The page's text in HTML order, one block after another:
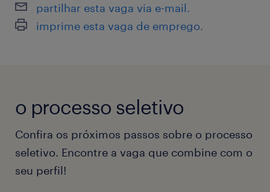
Cuidado: assistência profissional e
confidencial para problemas
Experiência com Ponte Rolante.
6x2 OU 6x1 - Manhã/Tarde/Noite e
Madrugada
partilhar esta vaga via e-mail.
imprime esta vaga de emprego.
o processo seletivo
Confira os próximos passos sobre o processo
seletivo. Encontre a vaga que combine com o
seu perfil!